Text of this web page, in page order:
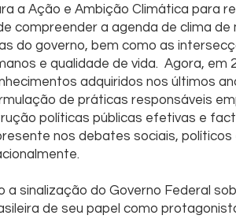
a Ação e Ambição Climática para
compreender a agenda de clima de
do governo, bem como as
e qualidade de vida. Agora, em
adquiridos nos últimos
de práticas responsáveis
políticas públicas efetivas e
nos debates sociais, políticos
a sinalização do Governo Federal
de seu papel como